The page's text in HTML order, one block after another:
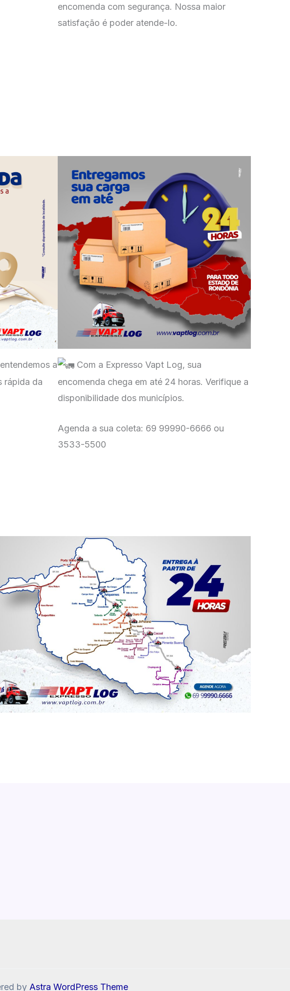
encomenda com segurança. Nossa maior
satisfação é poder atende-lo.
a
rápida da
Com a Expresso Vapt Log, sua
encomenda chega em até 24 horas. Verifique a
disponibilidade dos municípios.
Agenda a sua coleta: 69 99990-6666 ou
3533-5500
by Astra WordPress Theme